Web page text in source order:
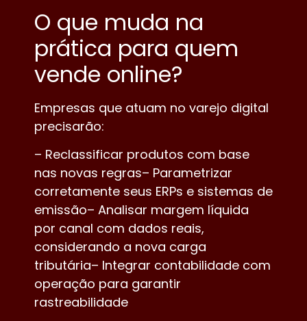
O que muda na
prática para quem
vende online?
Empresas que atuam no varejo digital
precisarão:
– Reclassificar produtos com base
nas novas regras– Parametrizar
corretamente seus ERPs e sistemas de
emissão– Analisar margem líquida
por canal com dados reais,
considerando a nova carga
tributária– Integrar contabilidade com
operação para garantir
rastreabilidade